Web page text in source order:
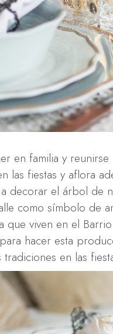
en familia y
las fiestas y aflora
decorar el árbol de
como símbolo de
que viven en el
hacer esta
tradiciones en las